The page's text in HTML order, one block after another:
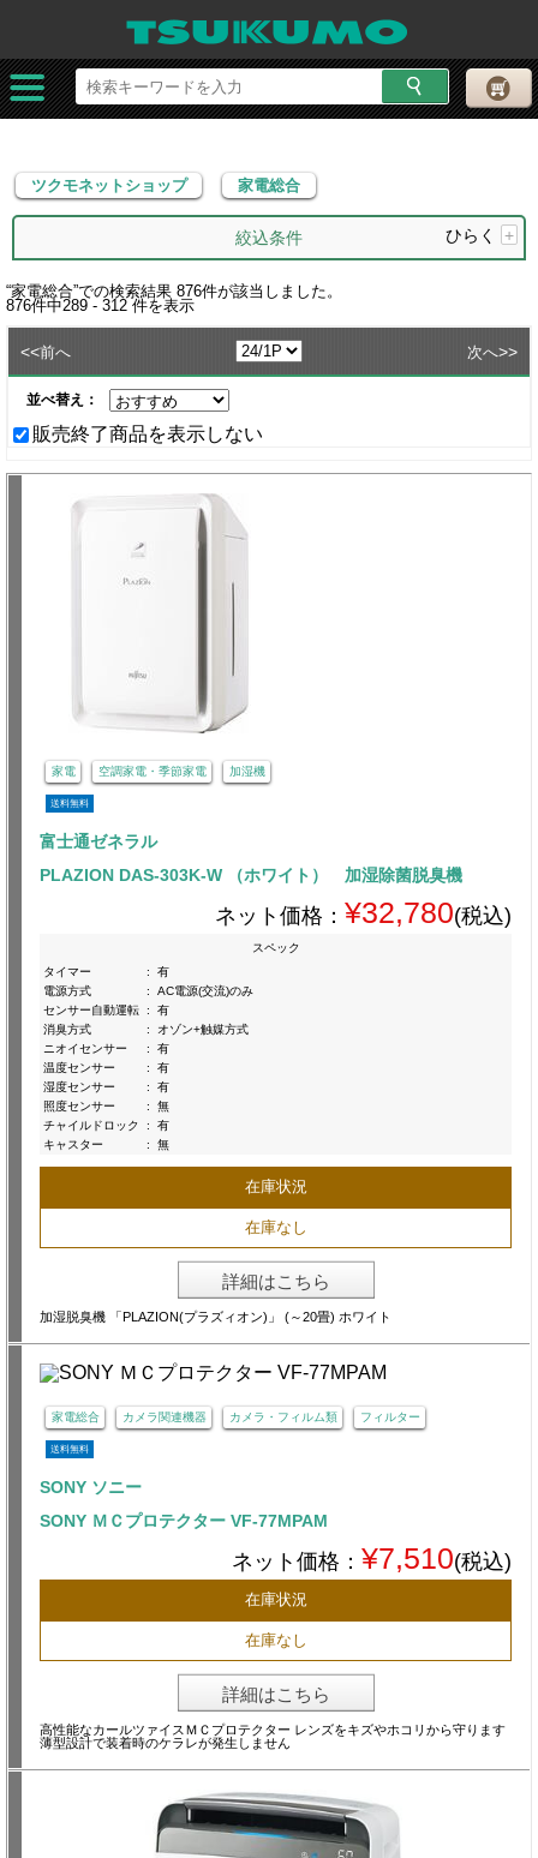
ツクモネットショップ 家電総合
ツクモネットショップ 家電総合
絞込条件 ひらく +
“家電総合”での検索結果 876件が該当しました。
876件中289 - 312 件を表示
<<前へ 次へ>>
並べ替え：
販売終了商品を表示しない
家電 空調家電・季節家電 加湿機
送料無料
富士通ゼネラル
PLAZION DAS-303K-W （ホワイト） 加湿除菌脱臭機
ネット価格： ¥32,780(税込)
スペック
タイマー
:
有
電源方式
:
AC電源(交流)のみ
センサー自動運転 :
有
消臭方式
:
オゾン+触媒方式
ニオイセンサー
:
有
温度センサー
:
有
湿度センサー
:
有
照度センサー
:
無
チャイルドロック
:
有
キャスター
: 無
在庫状況
在庫なし
詳細はこちら
加湿脱臭機 「PLAZION(プラズィオン)」 (～20畳) ホワイト
家電総合 カメラ関連機器 カメラ・フィルム類 フィルター
送料無料
SONY ソニー
SONY ＭＣプロテクター VF-77MPAM
ネット価格： ¥7,510(税込)
在庫状況
在庫なし
詳細はこちら
高性能なカールツァイスＭＣプロテクター レンズをキズやホコリから守ります
薄型設計で装着時のケラレが発生しません